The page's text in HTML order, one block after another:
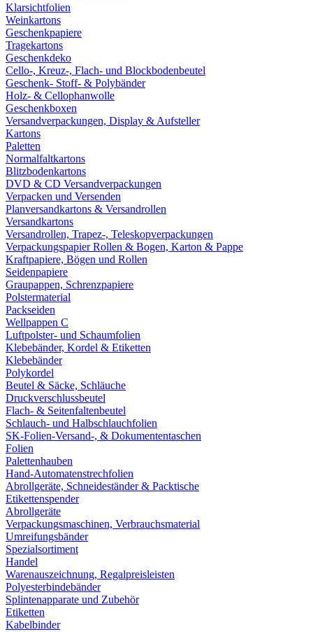
Klarsichtfolien
Weinkartons
Geschenkpapiere
Tragekartons
Geschenkdeko
Cello-, Kreuz-, Flach- und Blockbodenbeutel
Geschenk- Stoff- & Polybänder
Holz- & Cellophanwolle
Geschenkboxen
Versandverpackungen, Display & Aufsteller
Kartons
Paletten
Normalfaltkartons
Blitzbodenkartons
DVD & CD Versandverpackungen
Verpacken und Versenden
Planversandkartons & Versandrollen
Versandkartons
Versandrollen, Trapez-, Teleskopverpackungen
Verpackungspapier Rollen & Bogen, Karton & Pappe
Kraftpapiere, Bögen und Rollen
Seidenpapiere
Graupappen, Schrenzpapiere
Polstermaterial
Packseiden
Wellpappen C
Luftpolster- und Schaumfolien
Klebebänder, Kordel & Etiketten
Klebebänder
Polykordel
Beutel & Säcke, Schläuche
Druckverschlussbeutel
Flach- & Seitenfaltenbeutel
Schlauch- und Halbschlauchfolien
SK-Folien-Versand-, & Dokumententaschen
Folien
Palettenhauben
Hand-Automatenstrechfolien
Abrollgeräte, Schneideständer & Packtische
Etikettenspender
Abrollgeräte
Verpackungsmaschinen, Verbrauchsmaterial
Umreifungsbänder
Spezialsortiment
Handel
Warenauszeichnung, Regalpreisleisten
Polyesterbindebänder
Splintenapparate und Zubehör
Etiketten
Kabelbinder